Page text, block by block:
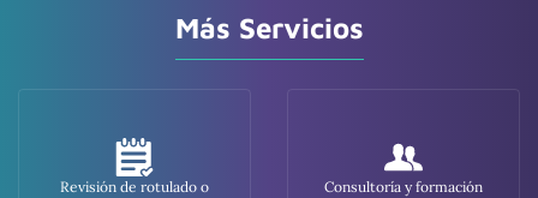
Más Servicios
Revisión de rotulado o
Consultoría y formación